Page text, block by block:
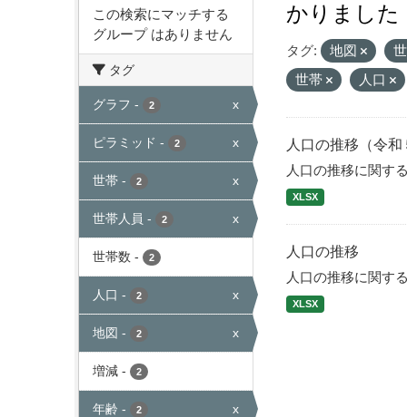
この検索にマッチする
グループ はありません
タグ
グラフ - 2 x
ピラミッド - 2 x
世帯 - 2 x
世帯人員 - 2 x
世帯数 - 2
人口 - 2 x
地図 - 2 x
増減 - 2
年齢 - 2 x
かりました
タグ: 地図
世帯
人口
人口の推移（令和
人口の推移に関す
XLSX
人口の推移
人口の推移に関す
XLSX